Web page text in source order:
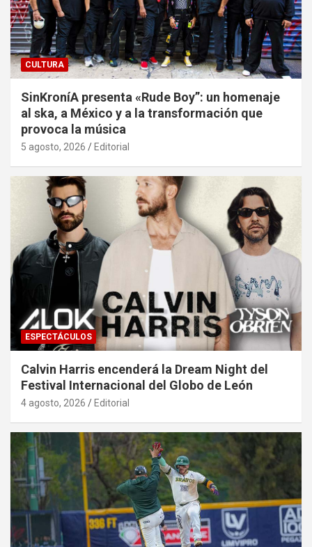
CULTURA
SinKroníA presenta «Rude Boy”: un homenaje
al ska, a México y a la transformación que
provoca la música
5 agosto, 2026 Editorial
ESPECTÁCULOS
Calvin Harris encenderá la Dream Night del
Festival Internacional del Globo de León
4 agosto, 2026 Editorial